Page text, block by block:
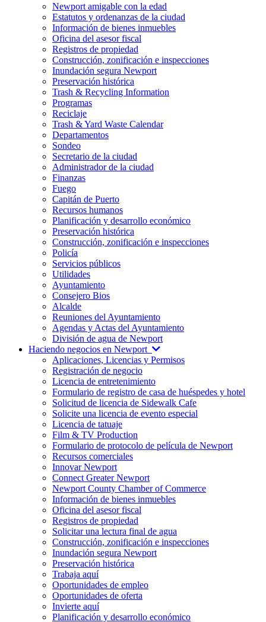
Newport amigable con la edad
Estatutos y ordenanzas de la ciudad
Información de bienes inmuebles
Oficina del asesor fiscal
Registros de propiedad
Construcción, zonificación e inspecciones
Inundación segura Newport
Preservación histórica
Trash & Recycling Information
Programas
Reciclaje
Trash & Yard Waste Calendar
Departamentos
Sondeo
Secretario de la ciudad
Administrador de la ciudad
Finanzas
Fuego
Capitán de Puerto
Recursos humanos
Planificación y desarrollo económico
Preservación histórica
Construcción, zonificación e inspecciones
Policía
Servicios públicos
Utilidades
Ayuntamiento
Consejero Bios
Alcalde
Reuniones del Ayuntamiento
Agendas y Actas del Ayuntamiento
División de agua de Newport
Haciendo negocios en Newport
Aplicaciones, Licencias y Permisos
Registración de negocio
Licencia de entretenimiento
Formulario de registro de casa de huéspedes y hotel
Solicitud de licencia de Sidewalk Cafe
Solicite una licencia de evento especial
Licencia de tatuaje
Film & TV Production
Formulario de protocolo de película de Newport
Recursos comerciales
Innovar Newport
Connect Greater Newport
Newport County Chamber of Commerce
Información de bienes inmuebles
Oficina del asesor fiscal
Registros de propiedad
Solicitar una lectura final de agua
Construcción, zonificación e inspecciones
Inundación segura Newport
Preservación histórica
Trabaja aquí
Oportunidades de empleo
Oportunidades de oferta
Invierte aquí
Planificación y desarrollo económico